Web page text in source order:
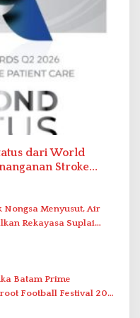
dari World
Stroke
Nongsa Menyusut, Air
Rekayasa Suplai
Batam Prime
Football Festival 2026
Abdul Jamal